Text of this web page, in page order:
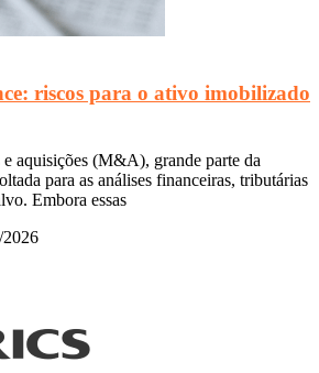
riscos para o ativo imobilizado
e aquisições (M&A), grande parte da
para as análises financeiras, tributárias
Embora essas